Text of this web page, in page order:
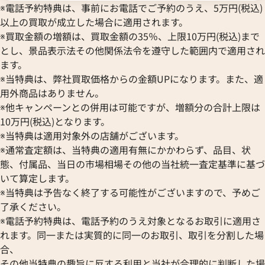
※電話予約特典は、事前にお電話でご予約のうえ、5万円(税込)
以上の買取が成立した場合に適用されます。
※買取金額の増額は、買取金額の35％、上限10万円(税込)まで
とし、景品表示法その他関係法令を遵守した範囲内で適用され
ます。
※当特典は、弊社買取価格からの金額UPになります。また、適
用外商品はありません。
※他キャンペーンとの併用は可能ですが、増額分の合計上限は
10万円(税込)となります。
※当特典は適用対象外の店舗がございます。
※通常査定額は、当特典の適用有無にかかわらず、品目、状
態、付属品、当日の市場相場その他の当社統一査定基準に基づ
いて算定します。
※当特典は予告なく終了する可能性がございますので、予めご
了承ください。
※電話予約特典は、電話予約のうえ対象となるお取引に適用さ
れます。同一または実質的に同一のお取引、取引を分割した場
合、